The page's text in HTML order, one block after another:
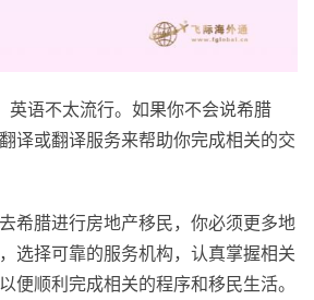
英语不太流行。如果你不会说希腊
译或翻译服务来帮助你完成相关的交
希腊进行房地产移民，你必须更多地
选择可靠的服务机构，认真掌握相关
便顺利完成相关的程序和移民生活。